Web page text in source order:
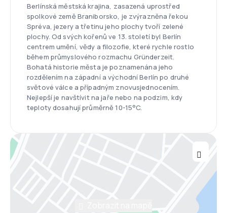
Berlínská městská krajina, zasazená uprostřed
spolkové země Braniborsko, je zvýrazněna řekou
Spréva, jezery a třetinu jeho plochy tvoří zelené
plochy. Od svých kořenů ve 13. století byl Berlín
centrem umění, vědy a filozofie, které rychle rostlo
během průmyslového rozmachu Gründerzeit.
Bohatá historie města je poznamenána jeho
rozdělením na západní a východní Berlín po druhé
světové válce a případným znovusjednocením.
Nejlepší je navštívit na jaře nebo na podzim, kdy
teploty dosahují průměrně 10-15°C.